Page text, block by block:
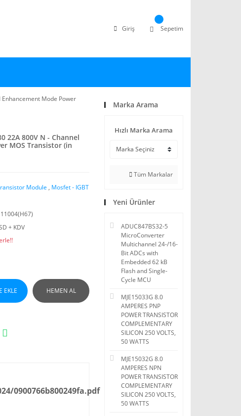
Giriş Sepetim
Enhancement Mode Power
22A 800V N - Channel
MOS Transistor (in
Module , Mosfet - IGBT
+ KDV
EKLE HEMEN AL
0900766b800249fa.pdf
Marka Arama
Hızlı Marka Arama
Tüm Markalar
Yeni Ürünler
ADUC847BS32-5
MicroConverter
Multichannel 24-/16-
Bit ADCs with
Embedded 62 kB
Flash and Single-
Cycle MCU
MJE15033G 8.0
AMPERES PNP
POWER TRANSISTOR
COMPLEMENTARY
SILICON 250 VOLTS,
50 WATTS
MJE15032G 8.0
AMPERES NPN
POWER TRANSISTOR
COMPLEMENTARY
SILICON 250 VOLTS,
50 WATTS